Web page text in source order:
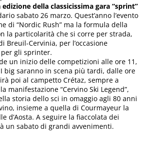
della classicissima gara “sprint”
sabato 26 marzo. Quest’anno l’evento
di “Nordic Rush” ma la formula della
la particolarità che si corre per strada,
Breuil-Cervinia, per l’occasione
gli sprinter.
un inizio delle competizioni alle ore 11,
big saranno in scena più tardi, dalle ore
poi al campetto Crétaz, sempre a
manifestazione “Cervino Ski Legend”,
storia dello sci in omaggio agli 80 anni
insieme a quella di Courmayeur la
d’Aosta. A seguire la fiaccolata dei
un sabato di grandi avvenimenti.